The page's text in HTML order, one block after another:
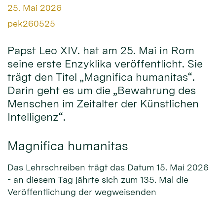
Datum:
25. Mai 2026
Von:
pek260525
Papst Leo XIV. hat am 25. Mai in Rom
seine erste Enzyklika veröffentlicht. Sie
trägt den Titel „Magnifica humanitas“.
Darin geht es um die „Bewahrung des
Menschen im Zeitalter der Künstlichen
Intelligenz“.
Magnifica humanitas
Das Lehrschreiben trägt das Datum 15. Mai 2026
- an diesem Tag jährte sich zum 135. Mal die
Veröffentlichung der wegweisenden